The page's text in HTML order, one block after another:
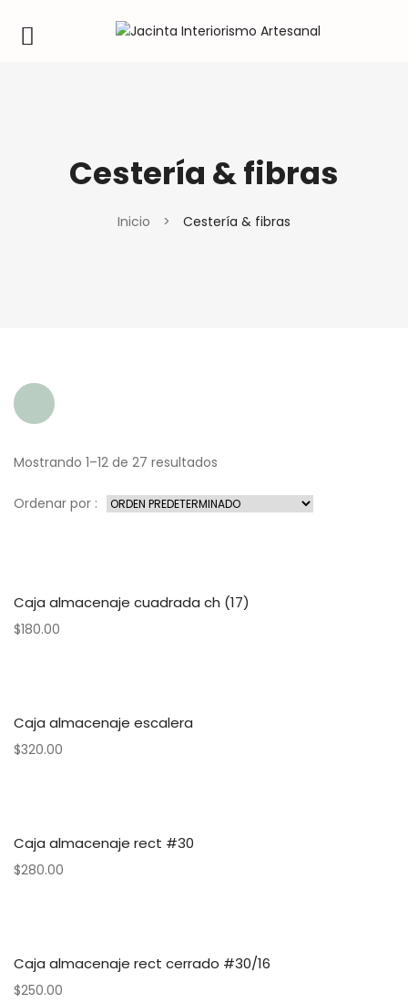
Cestería & fibras
Inicio > Cestería & fibras
Mostrando 1–12 de 27 resultados
Ordenar por :
Caja almacenaje cuadrada ch (17)
$180.00
Caja almacenaje escalera
$320.00
Caja almacenaje rect #30
$280.00
Caja almacenaje rect cerrado #30/16
$250.00